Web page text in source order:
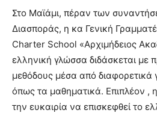
Στο Μαϊάμι, πέραν των
Διασποράς, η κα Γενική
Charter School «Αρχιμήδειος
ελληνική γλώσσα διδάσκεται με
μεθόδους μέσα από διαφορετικά
όπως τα μαθηματικά. Επιπλέον ,
την ευκαιρία να επισκεφθεί το